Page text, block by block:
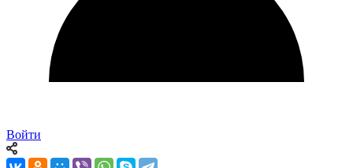
Войти